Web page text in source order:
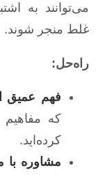
می‌توانند به
غلط منجر شوند.
راه‌حل:
فهم عمیق
که
کرده‌اید.
مشاوره